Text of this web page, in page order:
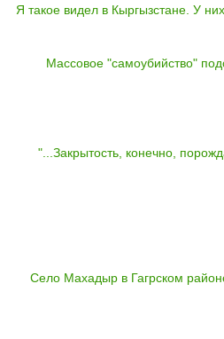
Я такое видел в Кыргызстане. У
Массовое "самоубийство"
"...Закрытость, конечно,
Село Махадыр в Гагрском